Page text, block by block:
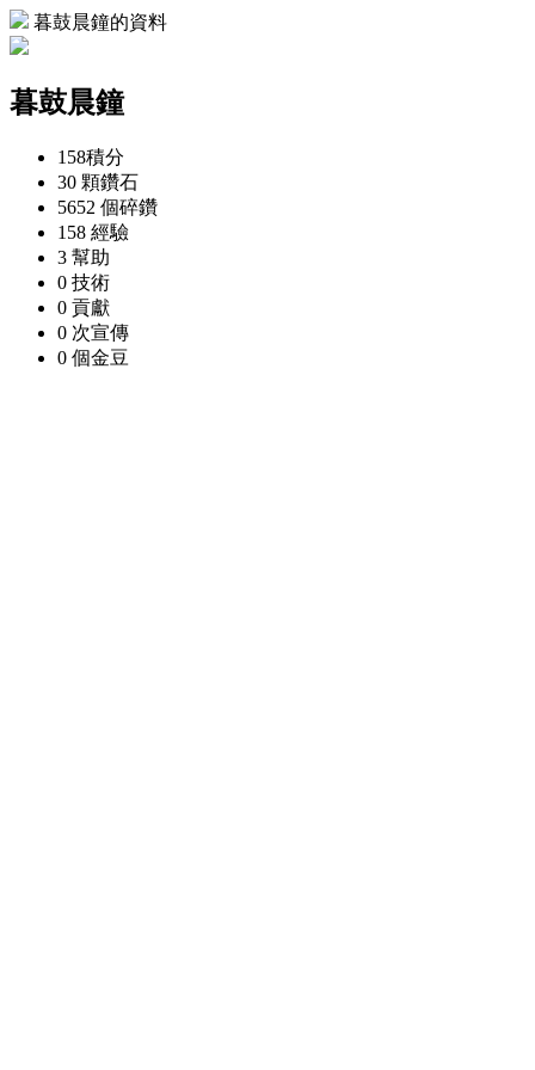
暮鼓晨鐘的資料
暮鼓晨鐘
158積分
30 顆鑽石
5652 個碎鑽
158 經驗
3 幫助
0 技術
0 貢獻
0 次宣傳
0 個金豆